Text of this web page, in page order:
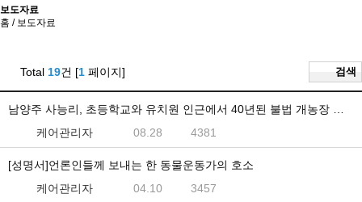
보도자료
홈 / 보도자료
Total 19건 [1 페이지] 검색
케어관리자
08.28 4381
[성명서]언론인들께 보내는 한 동물운동가의 호소
케어관리자
04.10 3457